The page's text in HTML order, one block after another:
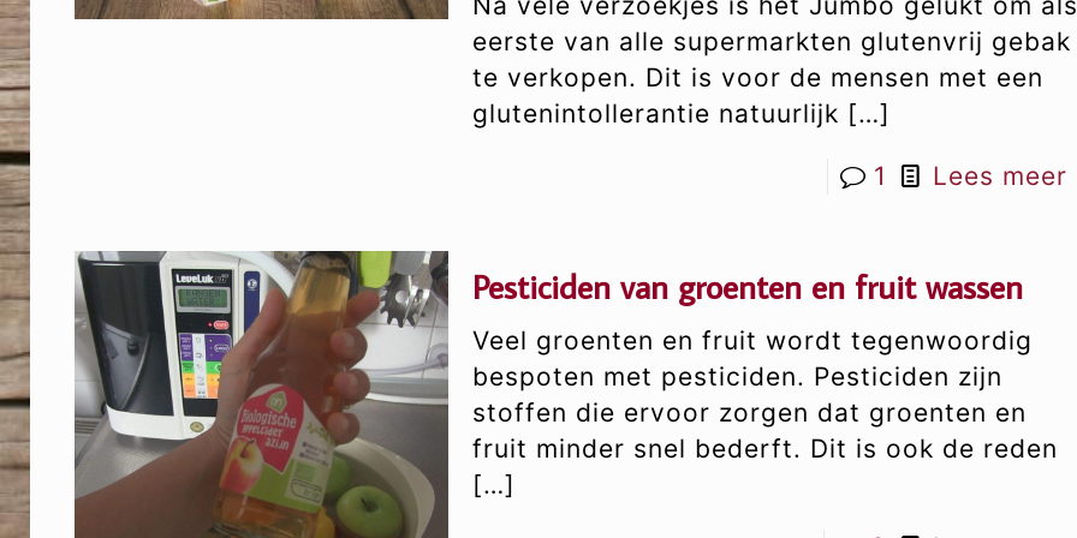
eerste van alle supermarkten glutenvrij gebak
te verkopen. Dit is voor de mensen met een
glutenintollerantie natuurlijk […]
1 Lees meer
Pesticiden van groenten en fruit wassen
Veel groenten en fruit wordt tegenwoordig
bespoten met pesticiden. Pesticiden zijn
stoffen die ervoor zorgen dat groenten en
fruit minder snel bederft. Dit is ook de reden
[…]